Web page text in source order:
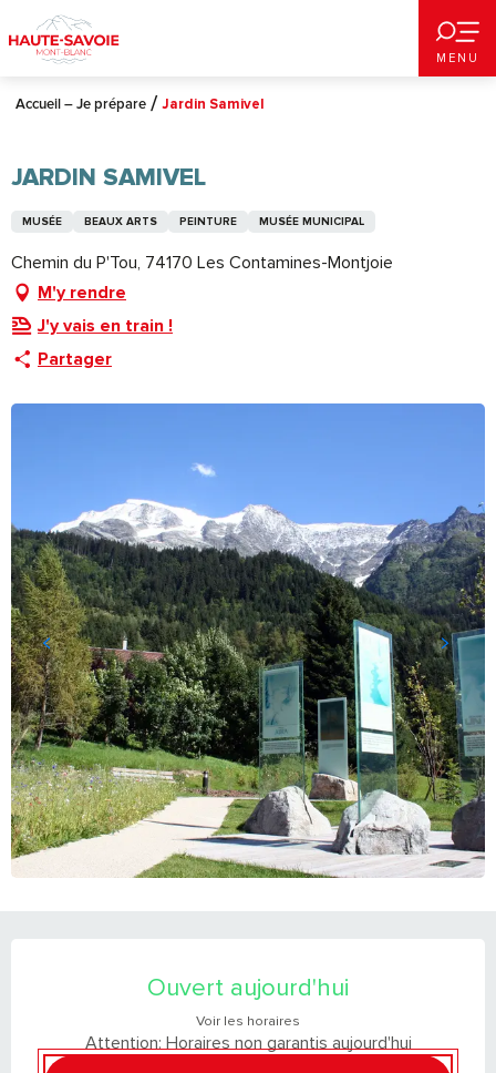
au
contenu
principal
MENU
Accueil – Je prépare Jardin Samivel
JARDIN SAMIVEL
MUSÉE BEAUX ARTS PEINTURE MUSÉE MUNICIPAL
Chemin du P'Tou, 74170 Les Contamines-Montjoie
M'y rendre
J'y vais en train !
Partager
Ouvert aujourd'hui
Voir les horaires
Attention: Horaires non garantis aujourd'hui